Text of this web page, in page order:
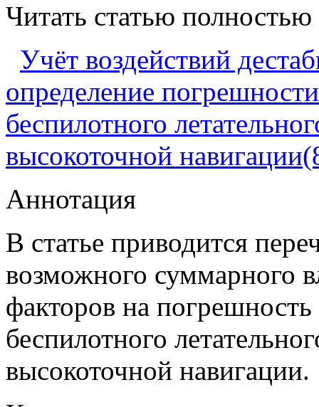
Читать статью полностью
Учёт воздействий
определение
беспилотного
высокоточной
Аннотация
В статье приводится
возможного суммарного
факторов на погрешность
беспилотного
высокоточной навигации.